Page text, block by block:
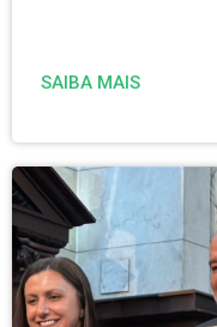
SAIBA MAIS